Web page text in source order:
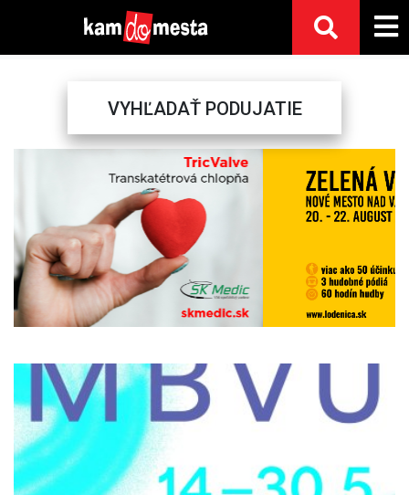
VYHĽADAŤ PODUJATIE
Previous